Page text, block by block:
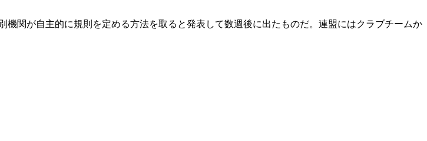
関が自主的に規則を定める方法を取ると発表して数週後に出たものだ。連盟にはクラブチームか